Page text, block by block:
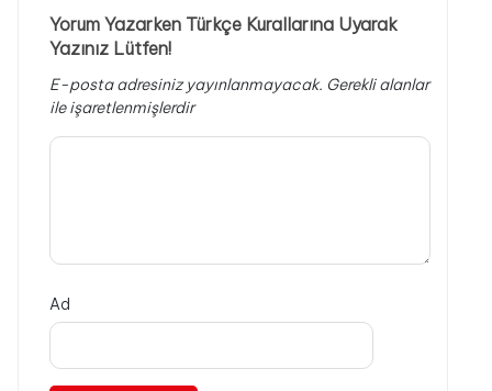
Yorum Yazarken Türkçe Kurallarına Uyarak
Yazınız Lütfen!
E-posta adresiniz yayınlanmayacak. Gerekli alanlar
ile işaretlenmişlerdir
Ad